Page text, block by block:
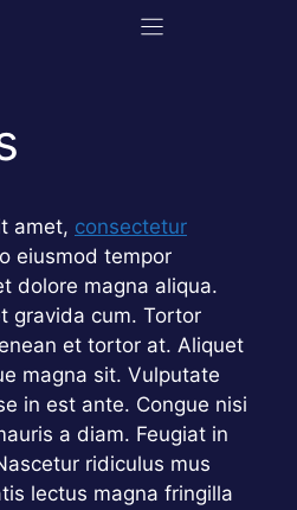
amet, consectetur
eiusmod tempor
dolore magna aliqua.
gravida cum. Tortor
et tortor at. Aliquet
magna sit. Vulputate
in est ante. Congue nisi
a diam. Feugiat in
ridiculus mus
lectus magna fringilla